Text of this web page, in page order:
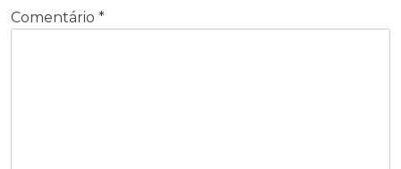
Comentário *